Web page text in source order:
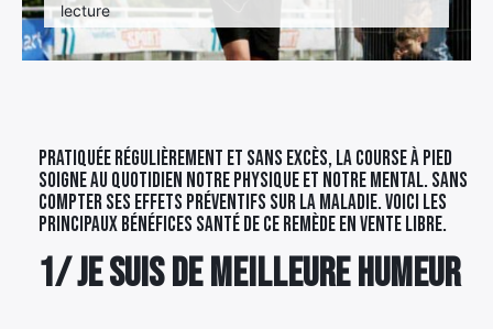
lecture
Pratiquée régulièrement et sans excès, la course à pied
soigne au quotidien notre physique et notre mental. Sans
compter ses effets préventifs sur la maladie. Voici les
principaux bénéfices santé de ce remède en vente libre.
1/ Je suis de meilleure humeur